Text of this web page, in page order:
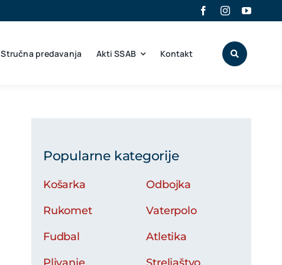
Stručna predavanja Akti SSAB Kontakt
Popularne kategorije
Košarka
Rukomet
Fudbal
Odbojka
Vaterpolo
Atletika